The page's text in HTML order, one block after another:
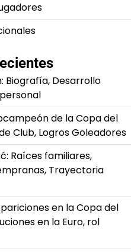
Biografía, Desarrollo
de la Copa del
Club, Logros Goleadores
Raíces familiares,
Trayectoria
en la Copa del
en la Euro, rol